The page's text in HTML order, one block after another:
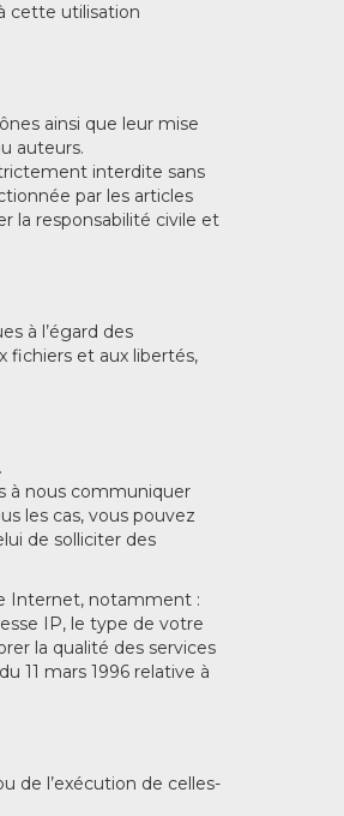
cette utilisation
ainsi que leur mise
auteurs.
interdite sans
par les articles
la responsabilité civile et
à l’égard des
fichiers et aux libertés,
à nous communiquer
les cas, vous pouvez
de solliciter des
Internet, notamment :
IP, le type de votre
la qualité des services
11 mars 1996 relative à
de l’exécution de celles-